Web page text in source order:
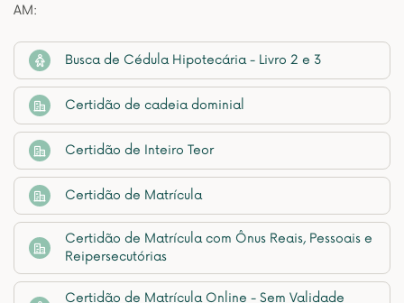
AM:
Busca de Cédula Hipotecária - Livro 2 e 3
Certidão de cadeia dominial
Certidão de Inteiro Teor
Certidão de Matrícula
Certidão de Matrícula com Ônus Reais, Pessoais e
Reipersecutórias
Certidão de Matrícula Online - Sem Validade